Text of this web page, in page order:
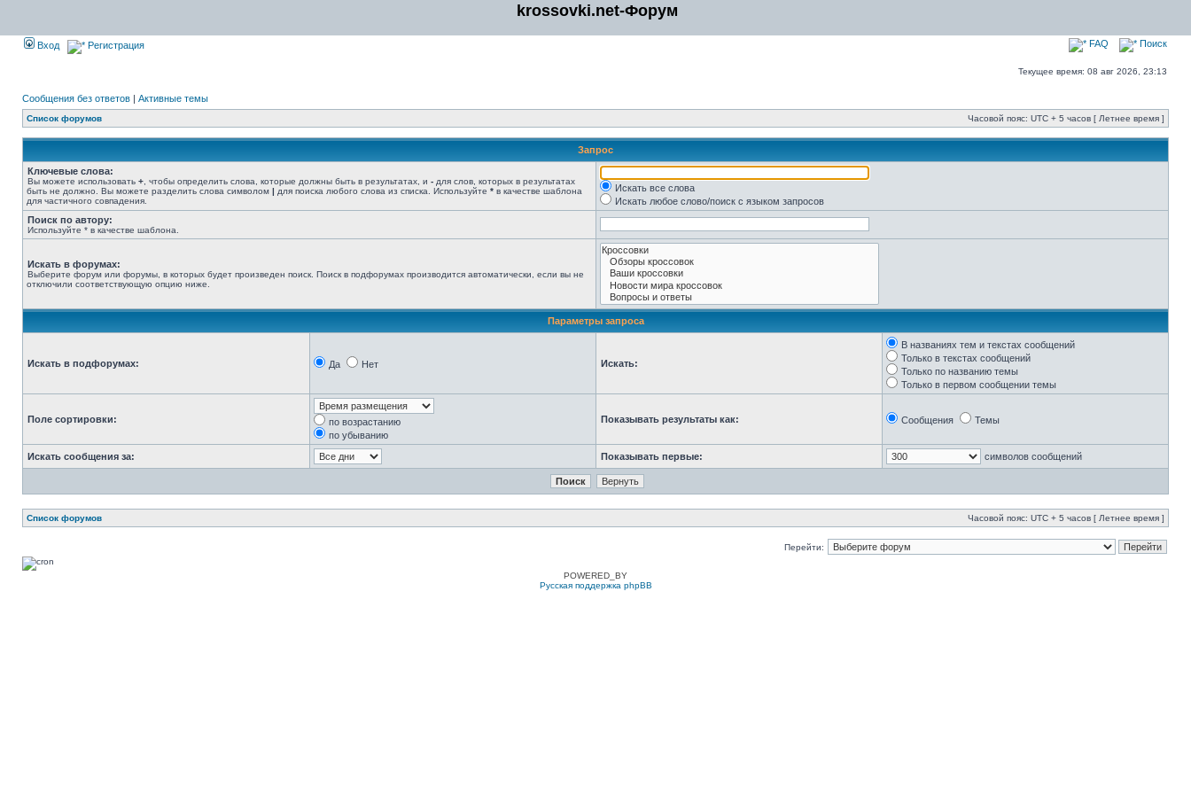
krossovki.net-Форум
Вход Регистрация FAQ Поиск
Текущее время: 08 авг 2026, 23:13
Сообщения без ответов | Активные темы
Список форумов Часовой пояс: UTC + 5 часов [ Летнее время ]
Запрос
Ключевые слова:
Вы можете использовать + , чтобы определить слова, которые должны быть в результатах, и - для слов, которых в результатах
быть не должно. Вы можете разделить слова символом | для поиска любого слова из списка. Используйте * в качестве шаблона
для частичного совпадения.
Искать все слова
Искать любое слово/поиск с языком запросов
Поиск по автору:
Используйте * в качестве шаблона.
Искать в форумах:
Выберите форум или форумы, в которых будет произведен поиск. Поиск в подфорумах производится автоматически, если вы не
отключили соответствующую опцию ниже.
Параметры запроса
Искать в подфорумах: Да Нет Искать:
В названиях тем и текстах сообщений
Только в текстах сообщений
Только по названию темы
Только в первом сообщении темы
Поле сортировки:
по возрастанию
по убыванию
Показывать результаты как: Сообщения Темы
Искать сообщения за: Показывать первые: символов сообщений
Список форумов Часовой пояс: UTC + 5 часов [ Летнее время ]
Перейти:
POWERED_BY
Русская поддержка phpBB